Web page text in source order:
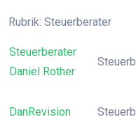
Rubrik: Steuerberater
Steuerberater
Daniel Rother
DanRevision